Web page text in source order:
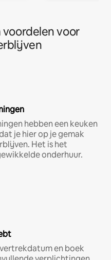
voor
hebben een keuken
je hier op je gemak
Het is het
onderhuur.
en boek